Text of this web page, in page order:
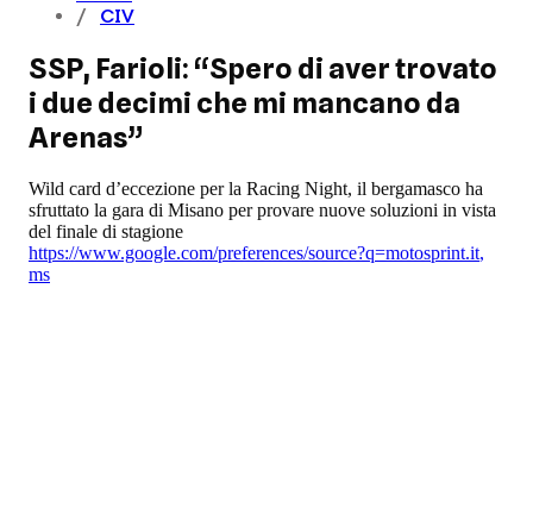
CIV
SSP, Farioli: “Spero di aver trovato
i due decimi che mi mancano da
Arenas”
Wild card d’eccezione per la Racing Night, il bergamasco ha
sfruttato la gara di Misano per provare nuove soluzioni in vista
del finale di stagione
https://www.google.com/preferences/source?q=motosprint.it,
ms